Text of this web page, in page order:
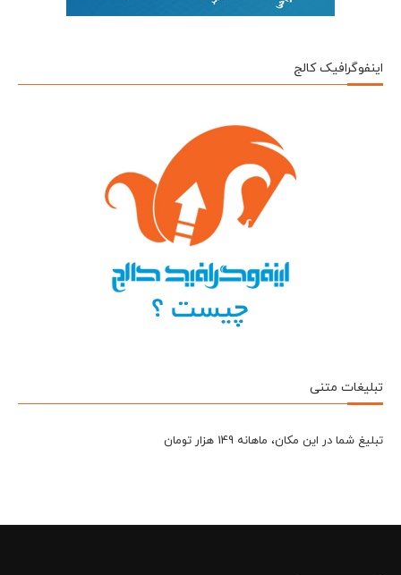
اینفوگرافیک کالج
تبلیغات متنی
تبلیغ شما در این مکان، ماهانه 149 هزار تومان